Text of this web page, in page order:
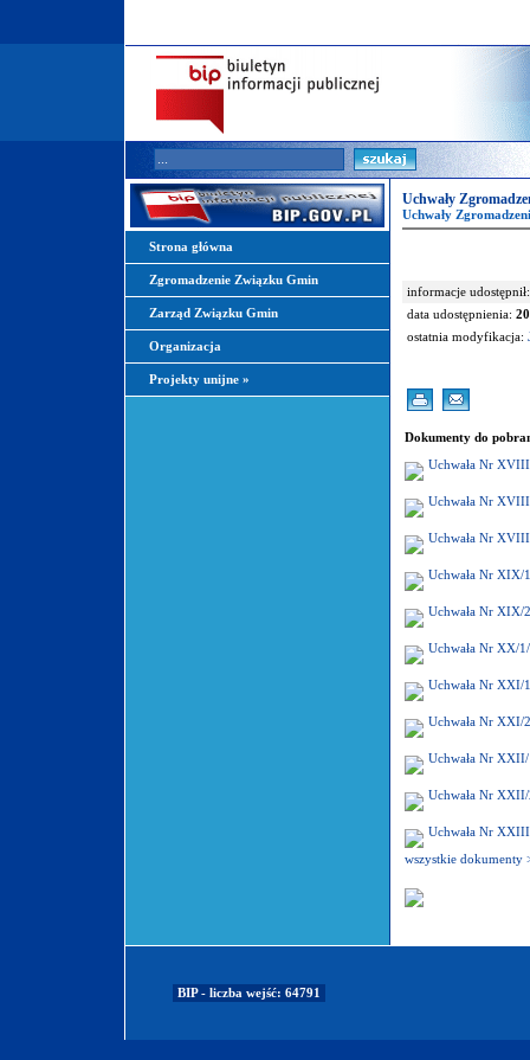
Strona główna
Zgromadzenie Związku Gmin
Zarząd Związku Gmin
Organizacja
Projekty unijne »
Uchwały
Uchwały
informacje udostępnił:
data udostępnienia:
ostatnia modyfikacja:
Dokumenty do
Uchwała Nr
Uchwała Nr
Uchwała Nr
Uchwała Nr XIX/
Uchwała Nr XIX/
Uchwała Nr XX/
Uchwała Nr XXI/
Uchwała Nr XXI/
Uchwała Nr
Uchwała Nr
Uchwała Nr
wszystkie dokumenty
BIP - liczba wejść: 64791